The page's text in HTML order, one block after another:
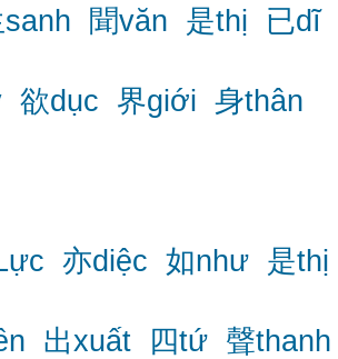
聞văn 是thị
已dĩ
欲dục 界giới 身thân
亦diệc 如như 是thị
出xuất 四tứ 聲thanh